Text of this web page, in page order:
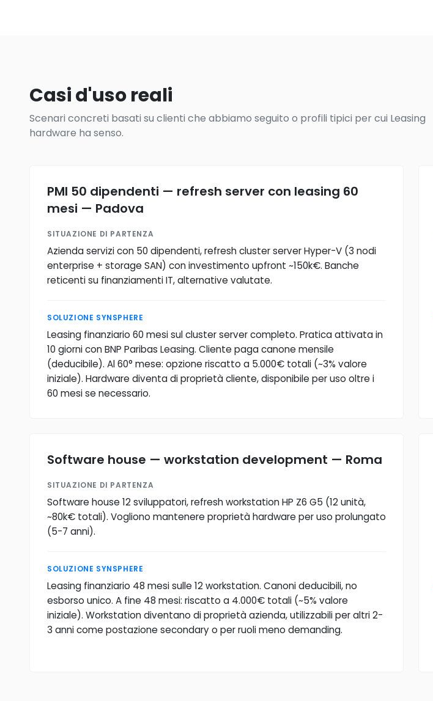
Casi d'uso reali
Scenari concreti basati su clienti che abbiamo seguito o profili tipici per cui Leasing
hardware ha senso.
PMI 50 dipendenti — refresh server con leasing 60
mesi — Padova
SITUAZIONE DI PARTENZA
Azienda servizi con 50 dipendenti, refresh cluster server Hyper-V (3 nodi
enterprise + storage SAN) con investimento upfront ~150k€. Banche
reticenti su finanziamenti IT, alternative valutate.
SOLUZIONE SYNSPHERE
Leasing finanziario 60 mesi sul cluster server completo. Pratica attivata in
10 giorni con BNP Paribas Leasing. Cliente paga canone mensile
(deducibile). Al 60° mese: opzione riscatto a 5.000€ totali (~3% valore
iniziale). Hardware diventa di proprietà cliente, disponibile per uso oltre i
60 mesi se necessario.
Software house — workstation development — Roma
SITUAZIONE DI PARTENZA
Software house 12 sviluppatori, refresh workstation HP Z6 G5 (12 unità,
~80k€ totali). Vogliono mantenere proprietà hardware per uso prolungato
(5-7 anni).
SOLUZIONE SYNSPHERE
Leasing finanziario 48 mesi sulle 12 workstation. Canoni deducibili, no
esborso unico. A fine 48 mesi: riscatto a 4.000€ totali (~5% valore
iniziale). Workstation diventano di proprietà azienda, utilizzabili per altri 2-
3 anni come postazione secondary o per ruoli meno demanding.